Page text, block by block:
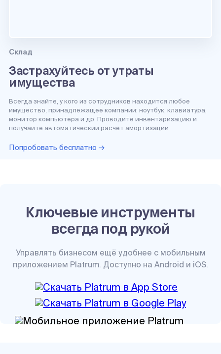
Склад
Застрахуйтесь от утраты
имущества
Всегда знайте, у кого из сотрудников находится любое
имущество, принадлежащее компании: ноутбук, клавиатура,
монитор компьютера и др. Проводите инвентаризацию и
получайте автоматический расчёт амортизации
Попробовать бесплатно →
Ключевые инструменты
всегда под рукой
Управлять бизнесом ещё удобнее с мобильным
приложением Platrum. Доступно на Android и iOS.